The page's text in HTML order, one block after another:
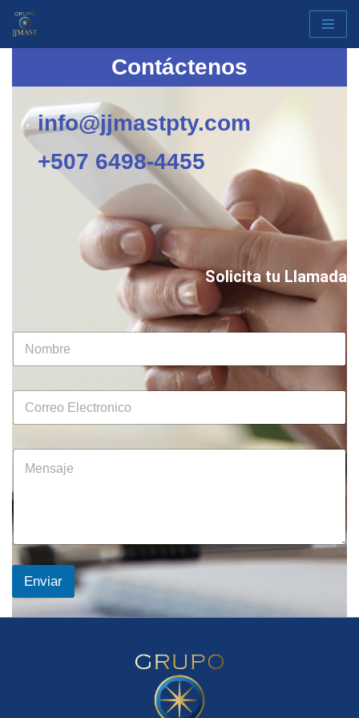
contenido
Contáctenos
info@jjmastpty.com
+507 6498-4455
Solicita tu Llamada
Enviar